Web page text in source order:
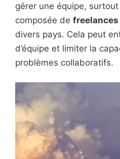
gérer une équipe, surtout
composée de freelances
divers pays. Cela peut
d’équipe et limiter la
problèmes collaboratifs.